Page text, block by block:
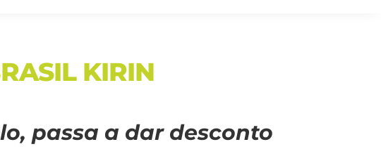
KIRIN
passa a dar desconto